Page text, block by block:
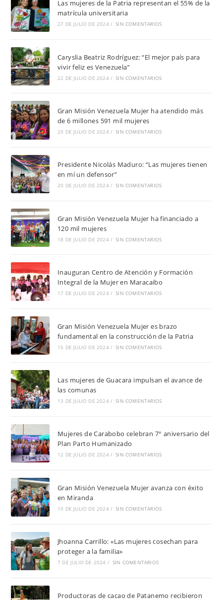
Las mujeres de la Patria representan el 55% de la
matrícula universitaria
27 DE JULIO DE 2024 / SIN COMENTARIOS
Caryslia Beatriz Rodríguez: “El mejor país para
vivir feliz es Venezuela”
22 DE JULIO DE 2024 / SIN COMENTARIOS
Gran Misión Venezuela Mujer ha atendido más
de 6 millones 591 mil mujeres
20 DE JULIO DE 2024 / SIN COMENTARIOS
Presidente Nicolás Maduro: “Las mujeres tienen
en mí un defensor”
20 DE JULIO DE 2024 / SIN COMENTARIOS
Gran Misión Venezuela Mujer ha financiado a
120 mil mujeres
18 DE JULIO DE 2024 / SIN COMENTARIOS
Inauguran Centro de Atención y Formación
Integral de la Mujer en Maracaibo
17 DE JULIO DE 2024 / SIN COMENTARIOS
Gran Misión Venezuela Mujer es brazo
fundamental en la construcción de la Patria
15 DE JULIO DE 2024 / SIN COMENTARIOS
Las mujeres de Guacara impulsan el avance de
las comunas
13 DE JULIO DE 2024 / SIN COMENTARIOS
Mujeres de Carabobo celebran 7° aniversario del
Plan Parto Humanizado
12 DE JULIO DE 2024 / SIN COMENTARIOS
Gran Misión Venezuela Mujer avanza con éxito
en Miranda
10 DE JULIO DE 2024 / SIN COMENTARIOS
Jhoanna Carrillo: «Las mujeres cosechan para
proteger a la familia»
7 DE JULIO DE 2024 / SIN COMENTARIOS
Productoras de cacao de Patanemo recibieron